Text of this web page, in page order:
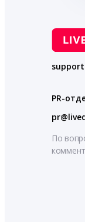
PR-
По